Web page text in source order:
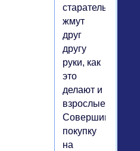
старательно
жмут
друг
другу
руки, как
это
делают и
взрослые.
Совершивший
покупку
на